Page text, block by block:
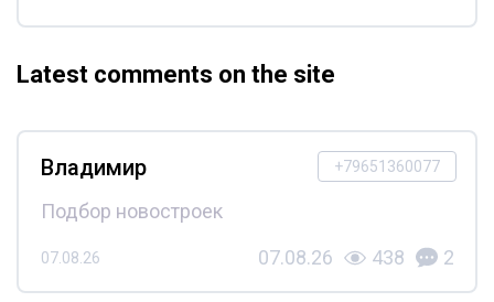
Latest comments on the site
+79651360077
Владимир
Подбор новостроек
07.08.26 07.08.26 438 2